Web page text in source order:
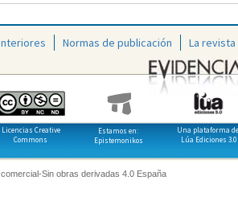
Normas de publicación La revista
Licencias Creative
Commons
Estamos en:
Epistemonikos
Una plataforma
Lúa Ediciones 3.0
Sin obras derivadas 4.0 España